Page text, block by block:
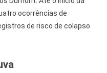
ocorrências de
de risco de colapso